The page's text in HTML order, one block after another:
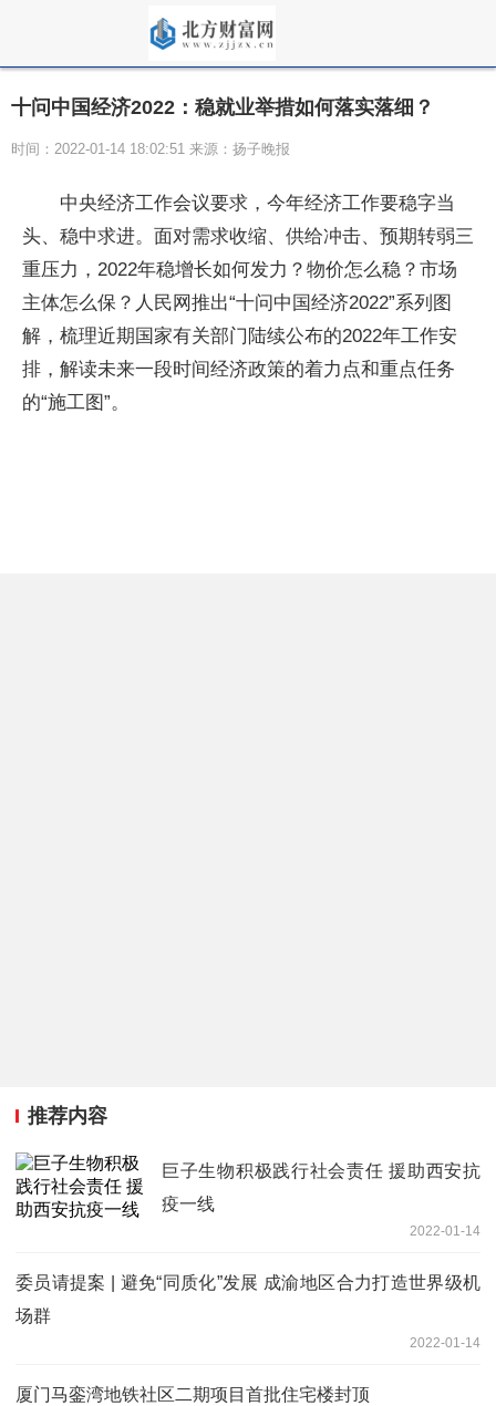
十问中国经济2022：稳就业举措如何落实落细？
时间：2022-01-14 18:02:51 来源：扬子晚报
中央经济工作会议要求，今年经济工作要稳字当
头、稳中求进。面对需求收缩、供给冲击、预期转弱三
重压力，2022年稳增长如何发力？物价怎么稳？市场
主体怎么保？人民网推出“十问中国经济2022”系列图
解，梳理近期国家有关部门陆续公布的2022年工作安
排，解读未来一段时间经济政策的着力点和重点任务
的“施工图”。
推荐内容
巨子生物积极践行社会责任 援助西安抗
疫一线
2022-01-14
委员请提案 | 避免“同质化”发展 成渝地区合力打造世界级机
场群
2022-01-14
厦门马銮湾地铁社区二期项目首批住宅楼封顶